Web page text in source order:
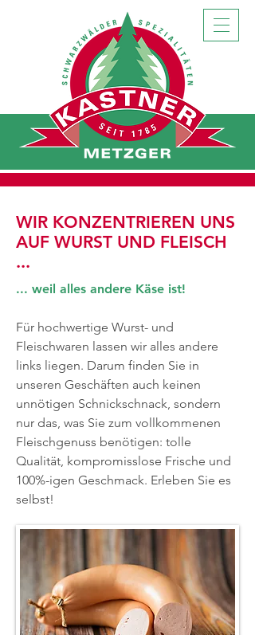
WIR KONZENTRIEREN UNS
AUF WURST UND FLEISCH
...
... weil alles andere Käse ist!
Für hochwertige Wurst- und
Fleischwaren lassen wir alles andere
links liegen. Darum finden Sie in
unseren Geschäften auch keinen
unnötigen Schnickschnack, sondern
nur das, was Sie zum vollkommenen
Fleischgenuss benötigen: tolle
Qualität, kompromisslose Frische und
100%-igen Geschmack. Erleben Sie es
selbst!